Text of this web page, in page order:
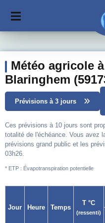
Météo agricole
Blaringhem
Prévisions à 3 jours
Ces prévisions à 10 jours sont
totalité de l'échéance. Vous avez
prévisions grand public et les
03h26.
* ETP : Évapotranspiration potentielle
Jour Heure Temps
T °C
(ressenti)